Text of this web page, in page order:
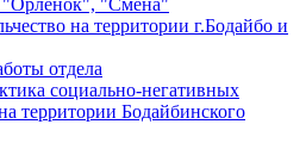
"Смена"
на территории г.Бодайбо и
отдела
социально-негативных
территории Бодайбинского